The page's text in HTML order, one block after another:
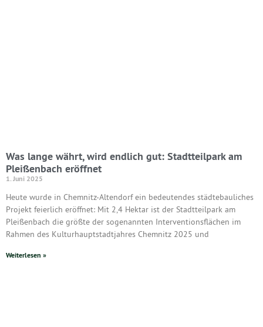
Was lange währt, wird endlich gut: Stadtteilpark am
Pleißenbach eröffnet
1. Juni 2025
Heute wurde in Chemnitz-Altendorf ein bedeutendes städtebauliches
Projekt feierlich eröffnet: Mit 2,4 Hektar ist der Stadtteilpark am
Pleißenbach die größte der sogenannten Interventionsflächen im
Rahmen des Kulturhauptstadtjahres Chemnitz 2025 und
Weiterlesen »